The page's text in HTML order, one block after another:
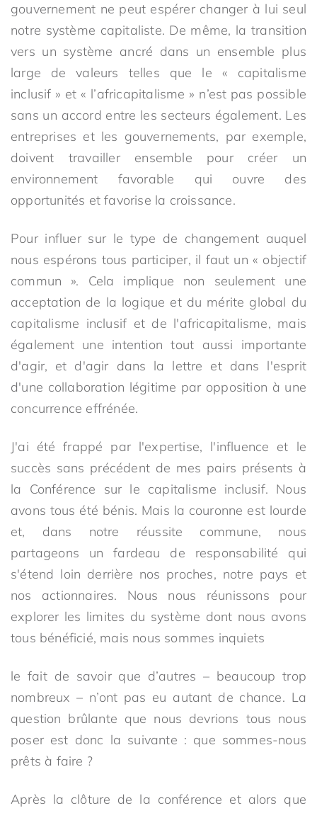
gouvernement ne peut espérer changer à lui seul
notre système capitaliste. De même, la transition
vers un système ancré dans un ensemble plus
large de valeurs telles que le « capitalisme
inclusif » et « l’africapitalisme » n’est pas possible
sans un accord entre les secteurs également. Les
entreprises et les gouvernements, par exemple,
doivent travailler ensemble pour créer un
environnement favorable qui ouvre des
opportunités et favorise la croissance.
Pour influer sur le type de changement auquel
nous espérons tous participer, il faut un « objectif
commun ». Cela implique non seulement une
acceptation de la logique et du mérite global du
capitalisme inclusif et de l'africapitalisme, mais
également une intention tout aussi importante
d'agir, et d'agir dans la lettre et dans l'esprit
d'une collaboration légitime par opposition à une
concurrence effrénée.
J'ai été frappé par l'expertise, l'influence et le
succès sans précédent de mes pairs présents à
la Conférence sur le capitalisme inclusif. Nous
avons tous été bénis. Mais la couronne est lourde
et, dans notre réussite commune, nous
partageons un fardeau de responsabilité qui
s'étend loin derrière nos proches, notre pays et
nos actionnaires. Nous nous réunissons pour
explorer les limites du système dont nous avons
tous bénéficié, mais nous sommes inquiets
le fait de savoir que d’autres – beaucoup trop
nombreux – n’ont pas eu autant de chance. La
question brûlante que nous devrions tous nous
poser est donc la suivante : que sommes-nous
prêts à faire ?
Après la clôture de la conférence et alors que